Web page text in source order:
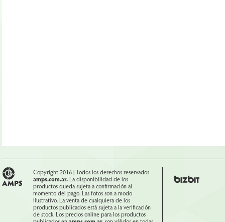
Copyright 2016 | Todos los derechos reservados
amps.com.ar.La disponibilidad de los
productos queda sujeta a confirmación al
momento del pago. Las fotos son a modo
ilustrativo. La venta de cualquiera de los
productos publicados está sujeta a la verificación
de stock. Los precios online para los productos